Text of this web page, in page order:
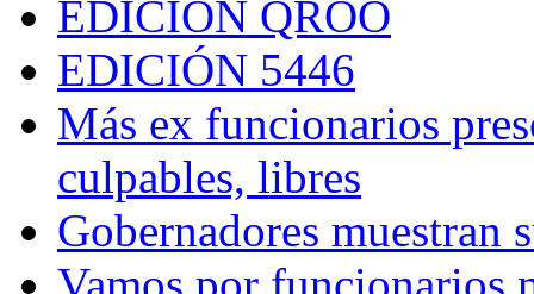
EDICIÓN QROO
EDICIÓN 5446
Más ex funcionarios
culpables, libres
Gobernadores muestran
Vamos por funcionarios